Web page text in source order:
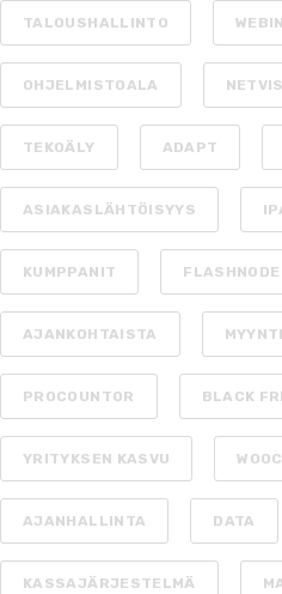
TALOUSHALLINTO
OHJELMISTOALA
TEKOÄLY ADAPT
ASIAKASLÄHTÖISYYS
KUMPPANIT FLASHNODE
AJANKOHTAISTA
PROCOUNTOR BLACK
YRITYKSEN KASVU
AJANHALLINTA DATA
KASSAJÄRJESTELMÄ